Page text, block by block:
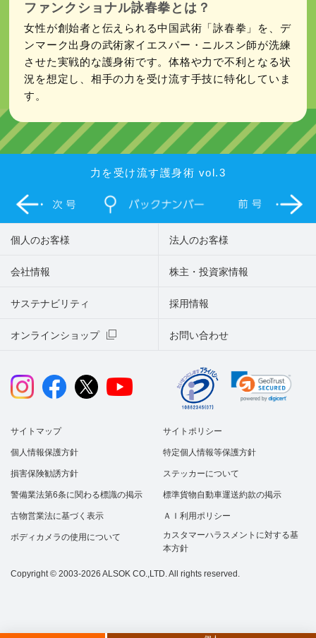
ファンクショナル詠春拳とは？
女性が創始者と伝えられる中国武術「詠春拳」を、デ
ンマーク出身の武術家イエスパー・ニルスン師が洗練
させた実戦的な護身術です。体格や力で不利となる状
況を想定し、相手の力を受け流す手技に特化していま
す。
力を受け流す護身術 vol.3
個人のお客様 法人のお客様
会社情報 株主・投資家情報
サステナビリティ
オンラインショップ お問い合わせ
採用情報
サイトマップ サイトポリシー
個人情報保護方針 特定個人情報等保護方針
損害保険勧誘方針 ステッカーについて
警備業法第6条に関わる標識の掲示 標準貨物自動車運送約款の掲示
古物営業法に基づく表示 ＡＩ利用ポリシー
ボディカメラの使用について
カスタマーハラスメントに対する基
本方針
Copyright © 2003-2026 ALSOK CO.,LTD. All rights reserved.